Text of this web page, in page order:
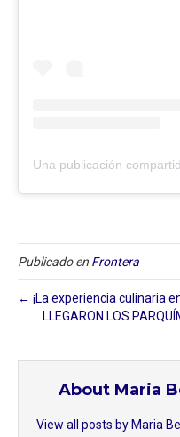
Publicado en Frontera
← ¡La experiencia culinaria
LLEGARON LOS
About Maria
View all posts by Maria